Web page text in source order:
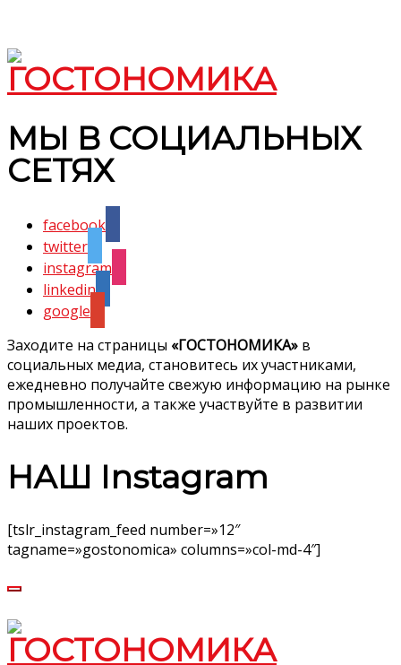
МЫ В СОЦИАЛЬНЫХ
СЕТЯХ
facebook
twitter
instagram
linkedin
google
Заходите на страницы «ГОСТОНОМИКА» в
социальных медиа, становитесь их участниками,
ежедневно получайте свежую информацию на рынке
промышленности, а также участвуйте в развитии
наших проектов.
НАШ Instagram
[tslr_instagram_feed number=»12″
tagname=»gostonomica» columns=»col-md-4″]